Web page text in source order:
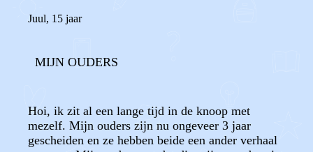
Juul, 15 jaar
MIJN OUDERS
Hoi, ik zit al een lange tijd in de knoop met
mezelf. Mijn ouders zijn nu ongeveer 3 jaar
gescheiden en ze hebben beide een ander verhaal